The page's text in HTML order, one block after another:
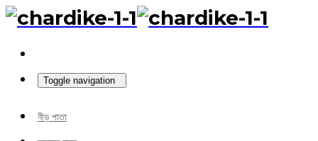
Toggle navigation
নীড় পাতা